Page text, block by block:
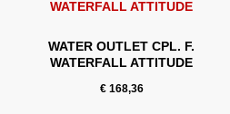
WATER OUTLET CPL. F.
WATERFALL ATTITUDE
€168,36